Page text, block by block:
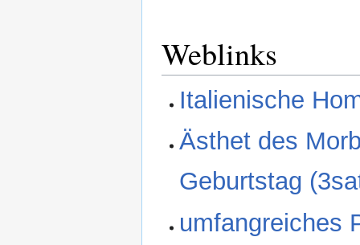
Weblinks
Italienische
Ästhet des
Geburtstag
umfangreiches